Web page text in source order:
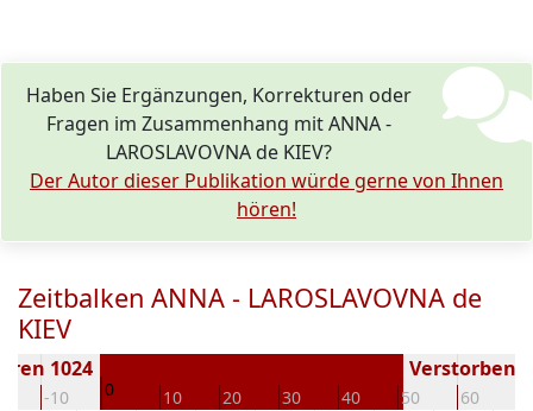
Haben Sie Ergänzungen, Korrekturen oder
Fragen im Zusammenhang mit ANNA -
LAROSLAVOVNA de KIEV?
Der Autor dieser Publikation würde gerne von Ihnen
hören!
Zeitbalken ANNA - LAROSLAVOVNA de
KIEV
-10 0 10 20 30 40 50 60
1024 Verstorben (